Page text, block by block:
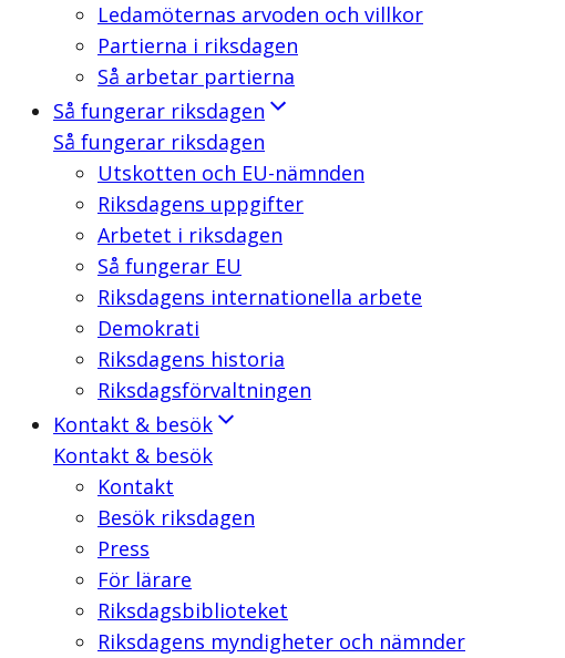
Ledamöternas arvoden och villkor
Partierna i riksdagen
Så arbetar partierna
Så fungerar riksdagen
Så fungerar riksdagen
Utskotten och EU-nämnden
Riksdagens uppgifter
Arbetet i riksdagen
Så fungerar EU
Riksdagens internationella arbete
Demokrati
Riksdagens historia
Riksdagsförvaltningen
Kontakt & besök
Kontakt & besök
Kontakt
Besök riksdagen
Press
För lärare
Riksdagsbiblioteket
Riksdagens myndigheter och nämnder